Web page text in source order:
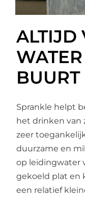
ALTIJD
BUURT
Sprankle helpt
het drinken van
zeer
duurzame en
op leidingwater
gekoeld plat en
een relatief